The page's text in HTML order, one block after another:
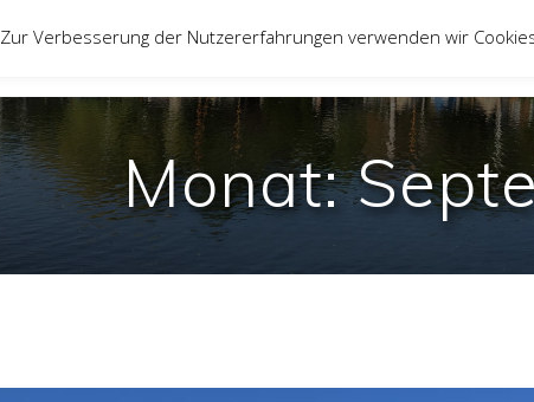
UNSER VEREIN
Monat:
Zur Verbesserung der Nutzererfahrungen verwenden wir